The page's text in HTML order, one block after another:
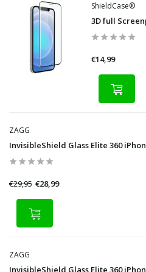
ShieldCase®
3D full
€14,99
ZAGG
InvisibleShield Glass Elite 360
€29,95 €28,99
ZAGG
InvisibleShield Glass Elite 360